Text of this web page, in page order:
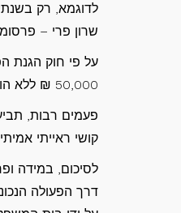
לדוגמא, רק
שרון פרי –
50,000 ₪ ללא הוכחת נזק או 100,000 ₪ ללא הוכחת נזק במידה ויוכח בבית המשפט כי למפרסם הייתה כוונת זדון.
פעמים רבות,
קושי ראייתי
לסיכום, במידה
דרך הפעולה